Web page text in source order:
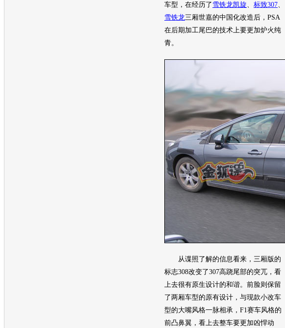
车型 ，在经历了 雪铁龙凯旋 标致307
雪铁龙三厢世嘉的中国化改造后，PSA
在后期加工尾巴的技术上要更加炉火纯
青。
从谍照了解的信息看来，三厢版的
标志308改变了307高跷尾部的突兀，看
上去很有原生设计的和谐。前脸则保留
了两厢车型的原有设计，与现款小改车
型的大嘴风格一脉相承，F1赛车风格的
前凸鼻翼，看上去整车要更加凶悍动